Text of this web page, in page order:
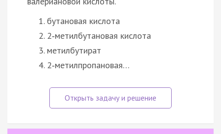
бутановая кислота
2‑метилбутановая кислота
метилбутират
2‑метилпропановая…